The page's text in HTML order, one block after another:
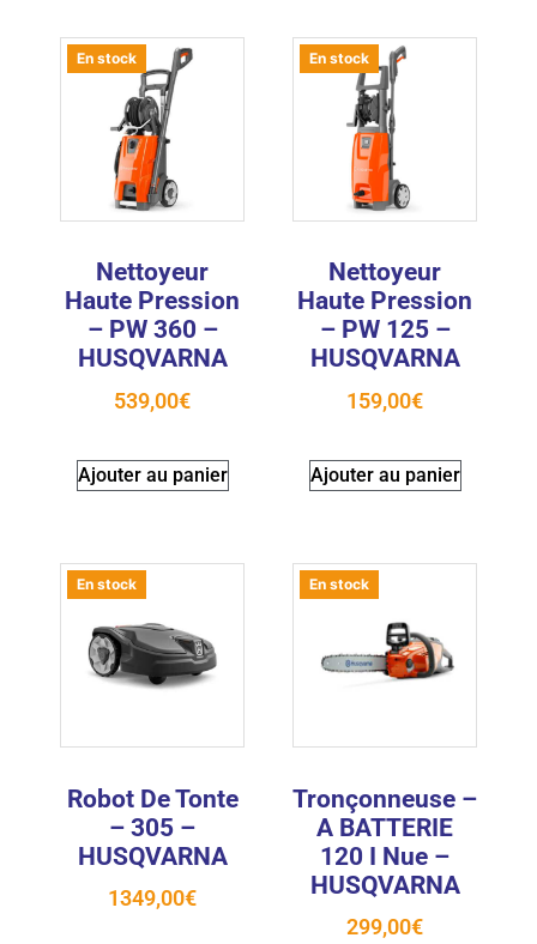
En stock
Nettoyeur
Haute Pression
– PW 360 –
HUSQVARNA
539,00€
Ajouter au panier
En stock
Nettoyeur
Haute Pression
– PW 125 –
HUSQVARNA
159,00€
Ajouter au panier
En stock
Robot De Tonte
– 305 –
HUSQVARNA
1349,00€
En stock
Tronçonneuse –
A BATTERIE
120 I Nue –
HUSQVARNA
299,00€